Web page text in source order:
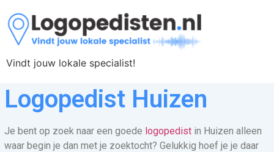
Vindt jouw lokale specialist!
Logopedist Huizen
Je bent op zoek naar een goede logopedist in Huizen alleen
waar begin je dan met je zoektocht? Gelukkig hoef je je daar